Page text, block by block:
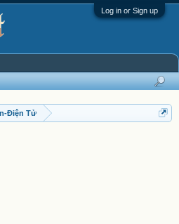
Log in or Sign up
Điện Tử